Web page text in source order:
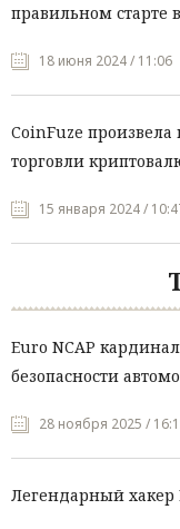
правильном старте
18 июня 2024 / 11:06
CoinFuze
торговли
15 января 2024 /
Euro NCAP
безопасности
28 ноября 2025 /
Легендарный хакер